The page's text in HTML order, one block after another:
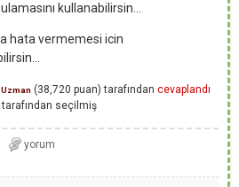
kullanabilirsin...
hata vermemesi icin
Uzman (38,720 puan) tarafından cevaplandı
tarafından seçilmiş